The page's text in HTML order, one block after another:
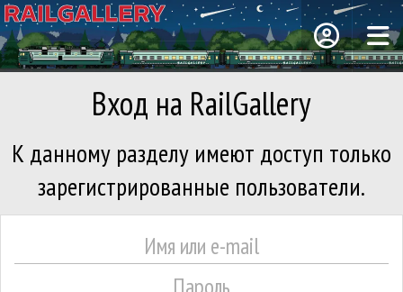
Вход на RailGallery
К данному разделу имеют доступ только
зарегистрированные пользователи.